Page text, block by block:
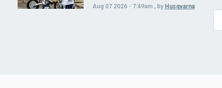
Aug 07 2026 - 7:49am , by Husqvarna